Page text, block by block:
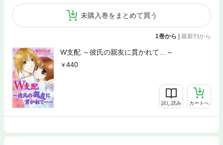
未購入巻をまとめて買う
1巻から | 最新刊から
W支配 ～彼氏の親友に貫かれて…～
440
試し読み カートへ